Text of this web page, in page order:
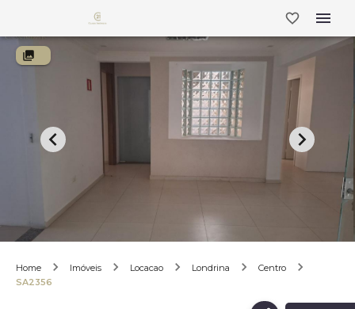
Home Imóveis Locacao Londrina
Centro
SA2356